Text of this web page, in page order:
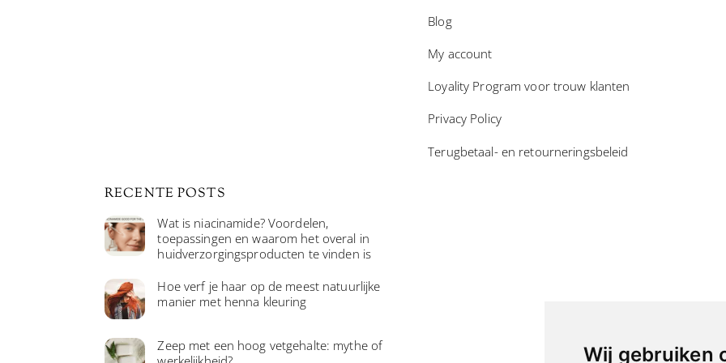
Wij gebruiken
Blog
My account
Loyality Program voor trouw klanten
Privacy Policy
Terugbetaal- en retourneringsbeleid
RECENTE POSTS
Wat is niacinamide? Voordelen,
toepassingen en waarom het overal in
huidverzorgingsproducten te vinden is
Hoe verf je haar op de meest natuurlijke
manier met henna kleuring
Zeep met een hoog vetgehalte: mythe of